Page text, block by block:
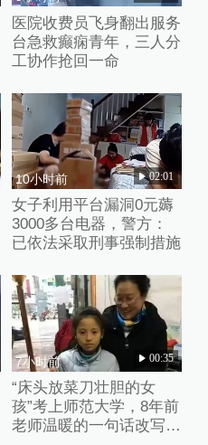
医院收费员飞身翻出服务
台急救癫痫青年，三人分
工协作抢回一命
10小时前 02:01
女子利用平台漏洞0元薅
3000多台电器，警方：
已依法采取刑事强制措施
7小时前 00:35
“床头放菜刀壮胆的女
孩”考上师范大学，8年前
老师温暖的一句话改写了